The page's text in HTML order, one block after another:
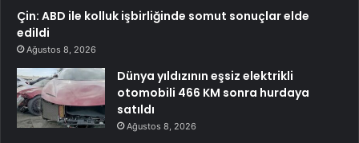
Çin: ABD ile kolluk işbirliğinde somut sonuçlar elde
edildi
Ağustos 8, 2026
Dünya yıldızının eşsiz elektrikli
otomobili 466 KM sonra hurdaya
satıldı
Ağustos 8, 2026